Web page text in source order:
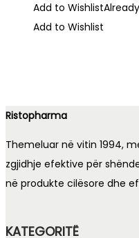
Add to Wishlist
Add to Wishlist
Ristopharma
Themeluar në vitin 1994,
zgjidhje efektive për
në produkte cilësore dhe
KATEGORITË